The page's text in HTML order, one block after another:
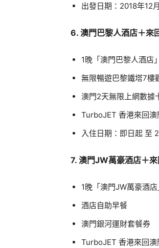
出發日期：2018年12
6. 澳門巴黎人酒店＋來
1晚「澳門巴黎人酒店
無限暢遊巴黎鐵塔7樓
澳門2天無限上網數據
TurboJET 香港來回澳
入住日期：即日起 至
7. 澳門JW萬豪酒店＋
1晚「澳門JW萬豪酒
酒店自助早餐
澳門銀河運財套餐券
TurboJET 香港來回澳